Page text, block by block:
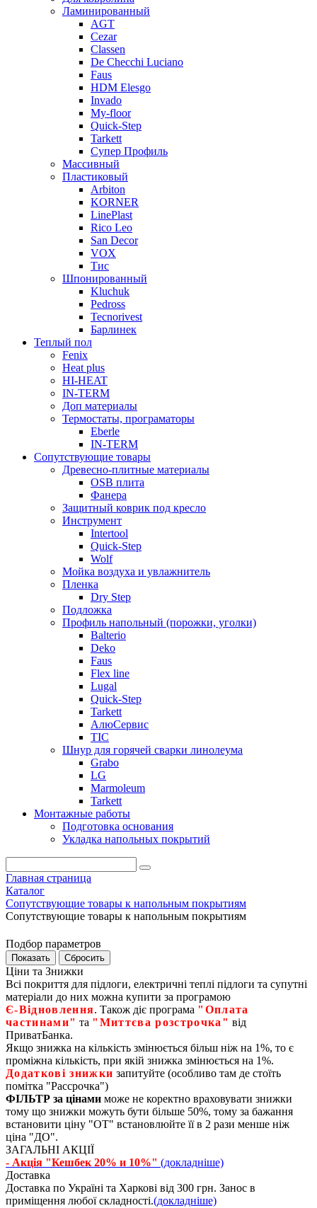
Ламинированный
AGT
Cezar
Classen
De Checchi Luciano
Faus
HDM Elesgo
Invado
My-floor
Quick-Step
Tarkett
Супер Профиль
Массивный
Пластиковый
Arbiton
KORNER
LinePlast
Rico Leo
San Decor
VOX
Тис
Шпонированный
Kluchuk
Pedross
Tecnorivest
Барлинек
Теплый пол
Fenix
Heat plus
HI-HEAT
IN-TERM
Доп материалы
Термостаты, програматоры
Eberle
IN-TERM
Сопутствующие товары
Древесно-плитные материалы
OSB плита
Фанера
Защитный коврик под кресло
Инструмент
Intertool
Quick-Step
Wolf
Мойка воздуха и увлажнитель
Пленка
Dry Step
Подложка
Профиль напольный (порожки, уголки)
Balterio
Deko
Faus
Flex line
Lugal
Quick-Step
Tarkett
АлюСервис
ТІС
Шнур для горячей сварки линолеума
Grabo
LG
Marmoleum
Tarkett
Монтажные работы
Подготовка основания
Укладка напольных покрытий
Главная страница
Каталог
Сопутствующие товары к напольным покрытиям
Сопутствующие товары к напольным покрытиям
Подбор параметров
Ціни та Знижки
Всі покриття для підлоги, електричні теплі підлоги та супутні
матеріали до них можна купити за програмою
Є‑Відновлення. Також діє програма "Оплата
частинами" та "Миттєва розстрочка" від
ПриватБанка.
Якщо знижка на кількість змінюється більш ніж на 1%, то є
проміжна кількість, при якій знижка змінюється на 1%.
Додаткові знижки запитуйте (особливо там де стоїть
помітка "Рассрочка")
ФІЛЬТР за цінами може не коректно враховувати знижки
тому що знижки можуть бути більше 50%, тому за бажання
встановити ціну "ОТ" встановлюйте її в 2 рази менше ніж
ціна "ДО".
ЗАГАЛЬНІ АКЦІЇ
- Акція "Кешбек 20% и 10%" (докладніше)
Доставка
Доставка по Україні та Харкові від 300 грн. Занос в
приміщення любої складності.(докладніше)